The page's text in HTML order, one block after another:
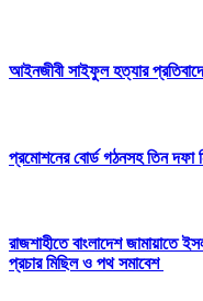
আইনজীবী সাইফুল হত্যার প্রতিবাদে
প্রমোশনের বোর্ড গঠনসহ তিন দফা
রাজশাহীতে বাংলাদেশ জামায়াতে
প্রচার মিছিল ও পথ সমাবেশ